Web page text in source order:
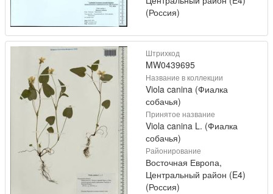
(Россия)
Штрихкод
MW0439695
Название в коллекции
Viola canina (Фиалка
собачья)
Принятое название
Viola canina L. (Фиалка
собачья)
Районирование
Восточная Европа,
Центральный район (E4)
(Россия)